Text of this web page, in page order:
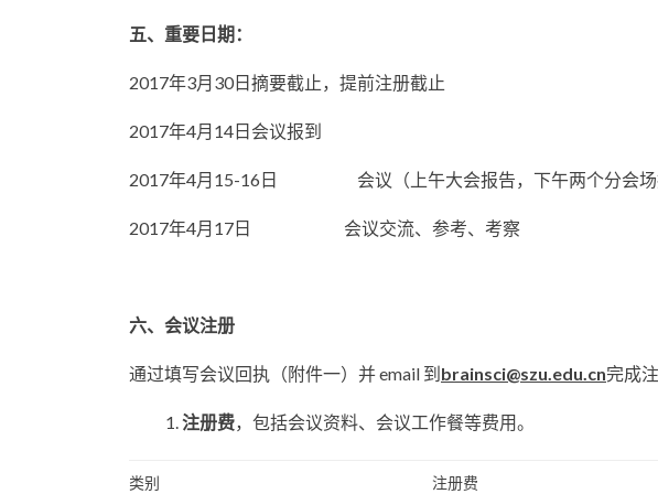
五、重要日期：
2017年3月30日摘要截止，提前注册截止
2017年4月14日会议报到
2017年4月15-16日 会议（上午大会报告，下午两个分会场
2017年4月17日 会议交流、参考、考察
六、会议注册
通过填写会议回执（附件一）并 email 到 brainsci@szu.edu.cn完成注
注册费，包括会议资料、会议工作餐等费用。
类别 注册费